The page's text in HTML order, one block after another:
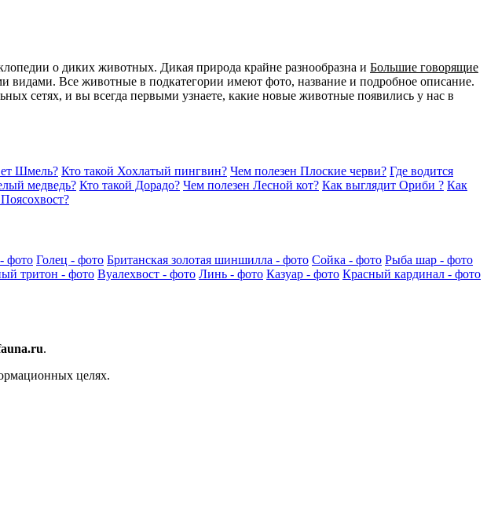
о диких животных. Дикая природа крайне разнообразна и Большие говорящие
видами. Все животные в подкатегории имеют фото, название и подробное описание.
сетях, и вы всегда первыми узнаете, какие новые животные появились у нас в
Шмель? Кто такой Хохлатый пингвин? Чем полезен Плоские черви? Где водится
медведь? Кто такой Дорадо? Чем полезен Лесной кот? Как выглядит Ориби ? Как
фото Голец - фото Британская золотая шиншилла - фото Сойка - фото Рыба шар - фото
тритон - фото Вуалехвост - фото Линь - фото Казуар - фото Красный кардинал - фото
.
целях.